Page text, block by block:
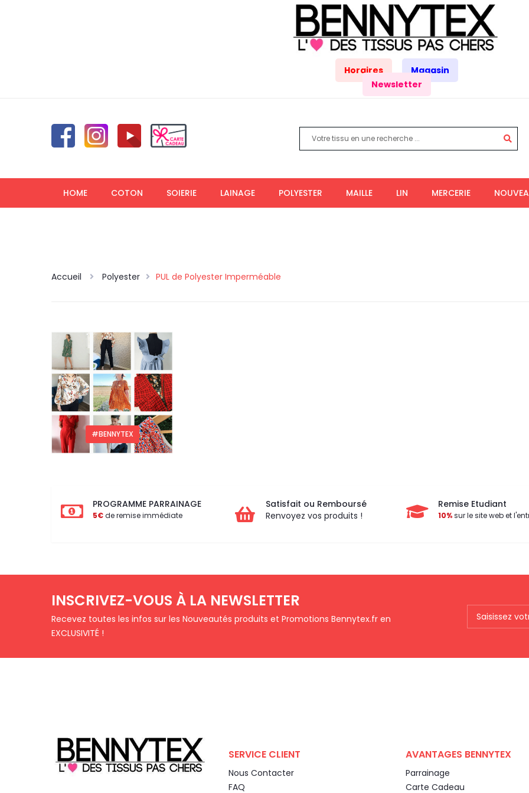
Horaires
Magasin
Newsletter
HOME COTON SOIERIE LAINAGE POLYESTER MAILLE LIN MERCERIE
Accueil Polyester PUL de Polyester Imperméable
#BENNYTEX
PROGRAMME PARRAINAGE
5€de remise immédiate
Satisfait ou Remboursé
Renvoyez vos produits !
Remise Etudiant
10%sur le site web et
INSCRIVEZ-VOUS À LA NEWSLETTER
Recevez toutes les infos sur les Nouveautés produits et Promotions Bennytex.fr en
EXCLUSIVITÉ !
SERVICE CLIENT
Nous Contacter
FAQ
AVANTAGES BENNYTEX
Parrainage
Carte Cadeau